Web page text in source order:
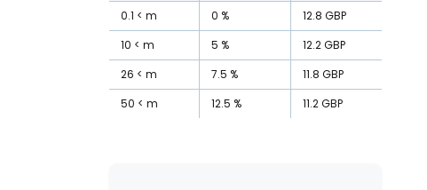
0.1
m 0 % 12.8 GBP
10
m 5 % 12.2GBP
26
m 7.5 % 11.8 GBP
50
m 12.5 % 11.2GBP